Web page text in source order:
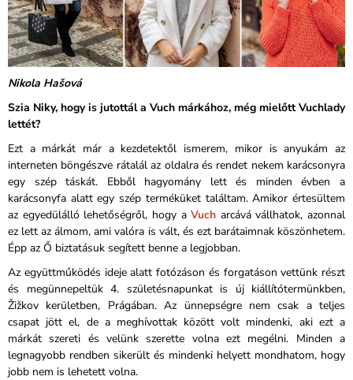
Nikola Hašová
Szia Niky, hogy is jutottál a Vuch márkához, még mielőtt Vuchlady
lettét?
Ezt a márkát már a kezdetektől ismerem, mikor is anyukám az
interneten böngészve rátalál az oldalra és rendet nekem karácsonyra
egy szép táskát. Ebből hagyomány lett és minden évben a
karácsonyfa alatt egy szép terméküket találtam. Amikor értesültem
az egyedülálló lehetőségről, hogy aVuch arcává vállhatok, azonnal
ez lett az álmom, ami valóra is vált, és ezt barátaimnak köszönhetem.
Épp az Ő biztatásuk segített benne a legjobban.
Az együttműködés ideje alatt fotózáson és forgatáson vettünk részt
és megünnepeltük 4. születésnapunkat is új kiállítótermünkben,
Žižkov kerületben, Prágában. Az ünnepségre nem csak a teljes
csapat jött el, de a meghívottak között volt mindenki, aki ezt a
márkát szereti és velünk szerette volna ezt megélni. Minden a
legnagyobb rendben sikerült és mindenki helyett mondhatom, hogy
jobb nem is lehetett volna.